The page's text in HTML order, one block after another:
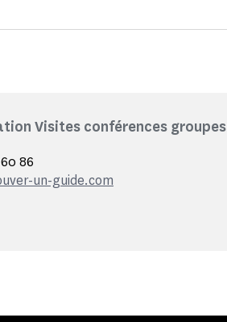
Visites conférences groupes
86
un-guide.com